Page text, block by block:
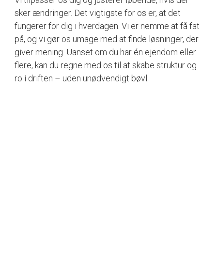
sker ændringer. Det vigtigste for os er, at det
fungerer for dig i hverdagen. Vi er nemme at få fat
på, og vi gør os umage med at finde løsninger, der
giver mening. Uanset om du har én ejendom eller
flere, kan du regne med os til at skabe struktur og
ro i driften – uden unødvendigt bøvl.